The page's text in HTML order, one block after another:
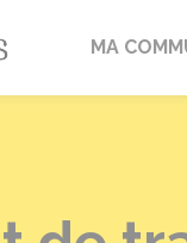
Fréville-du-
MA